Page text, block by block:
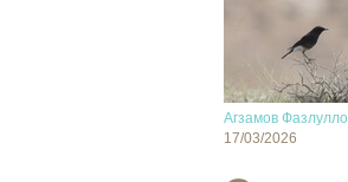
Агзамов Фазлулло
17/03/2026